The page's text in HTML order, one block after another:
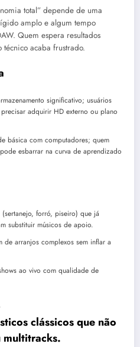
total” depende de uma
amplo e algum tempo
Quem espera resultados
técnico acaba frustrado.
significativo; usuários
adquirir HD externo ou plano
básica com computadores; quem
esbarrar na curva de aprendizado
forró, piseiro) que já
substituir músicos de apoio.
de arranjos complexos sem inflar a
ao vivo com qualidade de
clássicos que não
multitracks.